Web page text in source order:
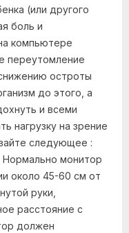
(или другого
боль и
компьютере
переутомление
остроты
до этого, а
и всеми
нагрузку на зрение
следующее :
Нормально монитор
около 45-60 см от
руки,
расстояние с
должен